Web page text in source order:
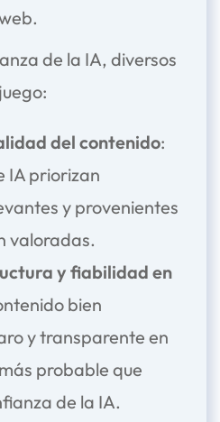
de la IA, diversos
del contenido:
IA priorizan
y provenientes
valoradas.
y fiabilidad en
bien
y transparente en
probable que
de la IA.